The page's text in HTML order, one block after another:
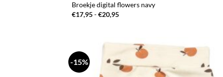
Broekje digital flowers navy
€17,95-€20,95Prijsklasse:
-15%